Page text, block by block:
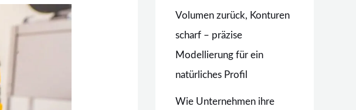
Volumen zurück, Konturen
scharf – präzise
Modellierung für ein
natürliches Profil
Wie Unternehmen ihre